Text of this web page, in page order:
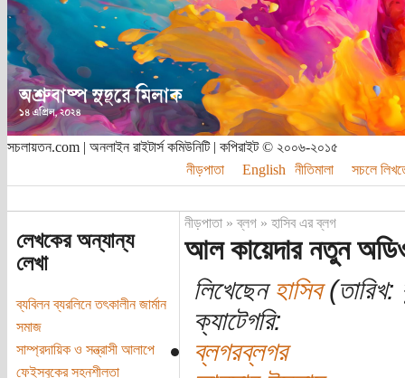
সচলায়তন.com | অনলাইন রাইটার্স কমিউনিটি | কপিরাইট © ২০০৬-২০১৫
নীড়পাতা
English নীতিমালা সচলে
লেখকের অন্যান্য
লেখা
ব্যবিলন ব্যরলিনে তৎকালীন জার্মান
সমাজ
সাম্প্রদায়িক ও সন্ত্রাসী আলাপে
ফেইসবুকের সহনশীলতা
নীড়পাতা»ব্লগ» হাসিব এর ব্লগ
আল কায়েদার নতুন অডিও
লিখেছেনহাসিব
ক্যাটেগরি:
ব্লগরব্লগর